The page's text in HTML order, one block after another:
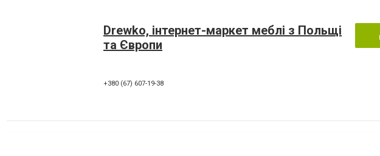
Drewko, інтернет-маркет меблі з Польщі
та Європи
+380 (67) 607-19-38